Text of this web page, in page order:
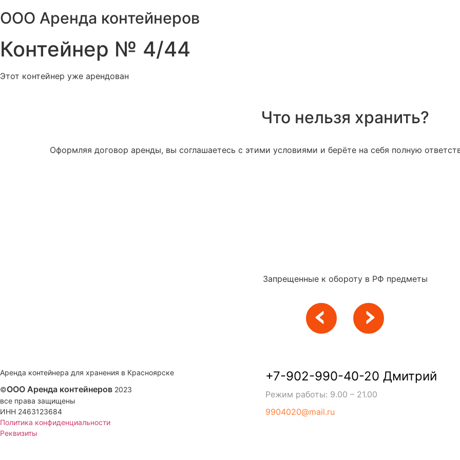
Перейти
к
ООО Аренда контейнеров
Контейнер № 4/44
Этот контейнер уже арендован
Что нельзя хранить?
Оформляя договор аренды, вы соглашаетесь с этими условиями и берёте на себя полную
Запрещенные к обороту в РФ предметы
Аренда контейнера для хранения в Красноярске
©ООО Аренда контейнеров 2023
все права защищены
ИНН 2463123684
Политика конфиденциальности
Реквизиты
+7-902-990-40-20 Дмитрий
Режим работы: 9.00 – 21.00
9904020@mail.ru